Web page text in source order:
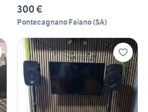
300 €
Pontecagnano Faiano(SA)